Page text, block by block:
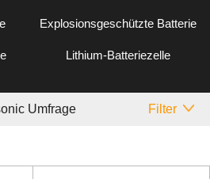
Explosionsgeschützte Batterie
Lithium-Batteriezelle
Umfrage Filter